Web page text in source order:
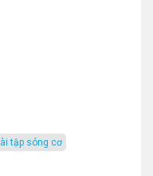
bài tập sóng cơ